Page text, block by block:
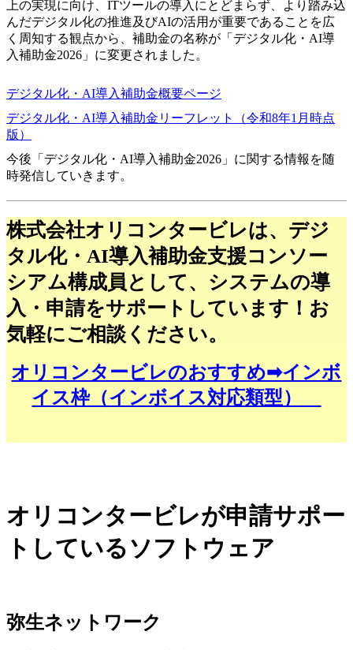
上の実現に向け、ITツールの導入にとどまらず、より踏み込
んだデジタル化の推進及びAIの活用が重要であることを広
く周知する観点から、補助金の名称が「デジタル化・AI導
入補助金2026」に変更されました。
デジタル化・AI導入補助金概要ページ
デジタル化・AI導入補助金リーフレット（令和8年1月時点
版）
今後「デジタル化・AI導入補助金2026」に関する情報を随
時発信していきます。
株式会社オリコンタービレは、 デジ
タル化・AI導入補助金支援コンソー
シアム構成員として、システムの導
入・申請をサポートしています！お
気軽にご相談ください。
オリコンタービレのおすすめ➡インボ
イス枠（インボイス対応類型）
オリコンタービレが申請サポー
トしているソフトウェア
弥生ネットワーク